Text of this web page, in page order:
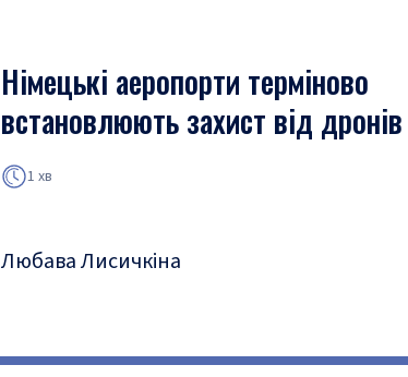
Німецькі аеропорти терміново
встановлюють захист від дронів
1 хв
Любава Лисичкіна